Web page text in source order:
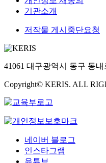
기관소개
저작물 게시중단요청
41061 대구광역시 동구 동
Copyright© KERIS. ALL
네이버 블로그
인스타그램